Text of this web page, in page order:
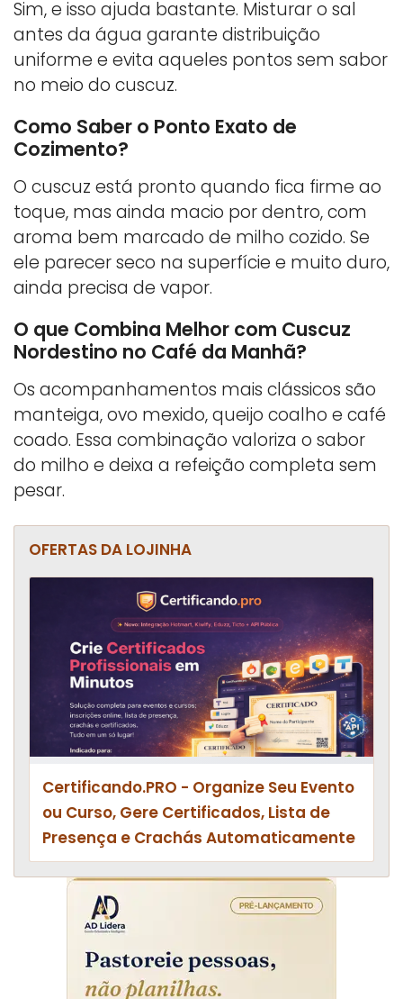
Sim, e isso ajuda bastante. Misturar o sal
antes da água garante distribuição
uniforme e evita aqueles pontos sem sabor
no meio do cuscuz.
Como Saber o Ponto Exato de
Cozimento?
O cuscuz está pronto quando fica firme ao
toque, mas ainda macio por dentro, com
aroma bem marcado de milho cozido. Se
ele parecer seco na superfície e muito duro,
ainda precisa de vapor.
O que Combina Melhor com Cuscuz
Nordestino no Café da Manhã?
Os acompanhamentos mais clássicos são
manteiga, ovo mexido, queijo coalho e café
coado. Essa combinação valoriza o sabor
do milho e deixa a refeição completa sem
pesar.
OFERTAS DA LOJINHA
Certificando.PRO - Organize Seu Evento
ou Curso, Gere Certificados, Lista de
Presença e Crachás Automaticamente